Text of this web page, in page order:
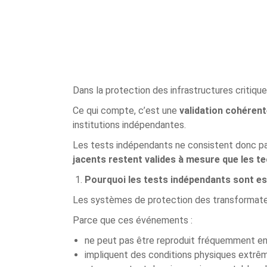
Dans la protection des infrastructures
Ce qui compte, c’est une validation
institutions indépendantes.
Les tests indépendants ne consistent donc
jacents restent valides à mesure que les
Pourquoi les tests indépendants sont
Les systèmes de protection des
Parce que ces événements :
ne peut pas être reproduit fréquemment
impliquent des conditions physiques